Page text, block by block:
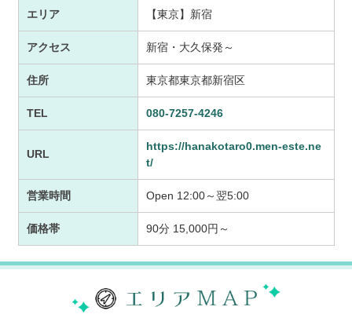
エリア 【東京】新宿
アクセス 新宿・大久保発～
住所 東京都東京都新宿区
TEL 080-7257-4246
URL
https://hanakotaro0.men-este.ne
t/
営業時間 Open 12:00～翌5:00
価格帯 90分 15,000円～